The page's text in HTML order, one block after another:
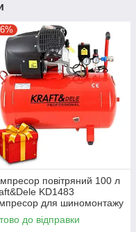
повітряний 100 л
KD1483
для шиномонтажу
компресор
до відправки